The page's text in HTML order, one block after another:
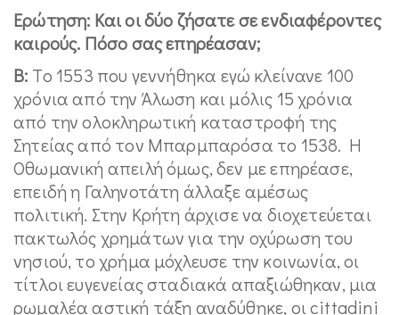
Ερώτηση: Και οι δύο ζήσατε σε ενδιαφέροντες
καιρούς. Πόσο σας επηρέασαν;
Β: Tο 1553 που γεννήθηκα εγώ κλείνανε 100
χρόνια από την Άλωση και μόλις 15 χρόνια
από την ολοκληρωτική καταστροφή της
Σητείας από τον Μπαρμπαρόσα το 1538. Η
Οθωμανική απειλή όμως, δεν με επηρέασε,
επειδή η Γαληνοτάτη άλλαξε αμέσως
πολιτική. Στην Κρήτη άρχισε να διοχετεύεται
πακτωλός χρημάτων για την οχύρωση του
νησιού, το χρήμα μόχλευσε την κοινωνία, οι
τίτλοι ευγενείας σταδιακά απαξιώθηκαν, μια
ρωμαλέα αστική τάξη αναδύθηκε, οι cittadini